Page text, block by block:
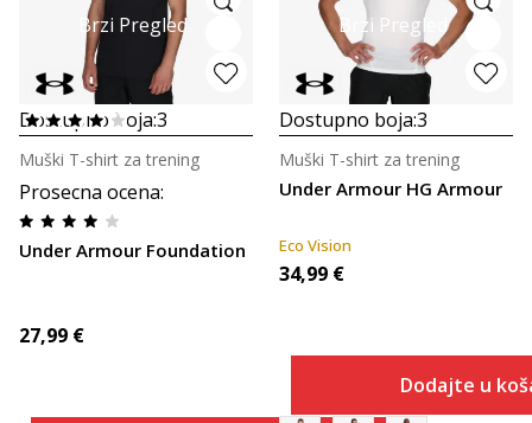
Brzi Pregled
Dostupno boja:3
Prosecna ocena:
Under Armour Foundation
Muški T-shirt za trening
27,99 €
Brzi Pregled
Dostupno boja:3
Under Armour HG Armour
Muški T-shirt za trening
Eco Vision
34,99 €
Dodajte u